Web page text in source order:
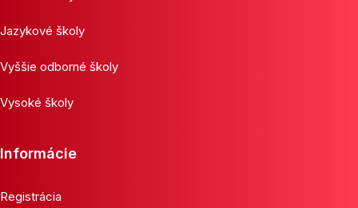
Jazykové školy
Vyššie odborné školy
Vysoké školy
Informácie
Registrácia